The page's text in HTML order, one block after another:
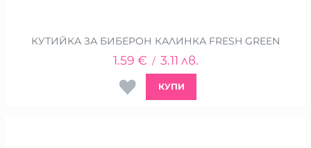
КУТИЙКА ЗА БИБЕРОН КАЛИНКА FRESH GREEN
1.59 € / 3.11 лв.
КУПИ